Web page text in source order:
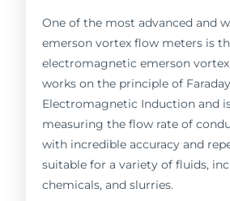
One of the most advanced and
emerson vortex flow meters is
electromagnetic emerson
works on the principle of
Electromagnetic Induction and
measuring the flow rate of
with incredible accuracy and
suitable for a variety of fluids,
chemicals, and slurries.